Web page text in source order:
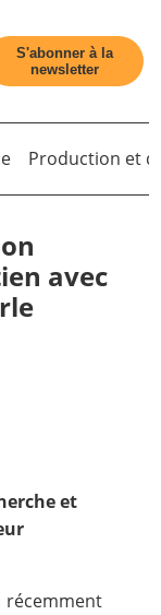
S'abonner à la
newsletter
Production et
avec
et
récemment